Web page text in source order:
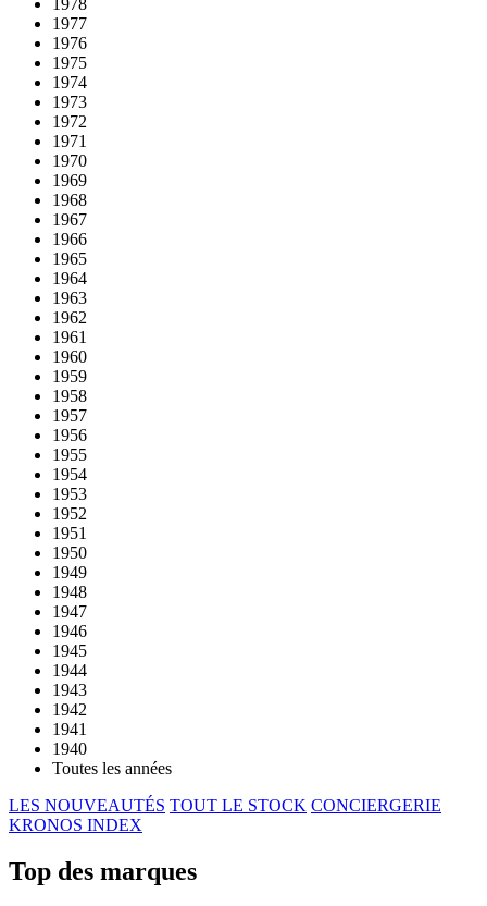
1977
1976
1975
1974
1973
1972
1971
1970
1969
1968
1967
1966
1965
1964
1963
1962
1961
1960
1959
1958
1957
1956
1955
1954
1953
1952
1951
1950
1949
1948
1947
1946
1945
1944
1943
1942
1941
1940
Toutes les années
LES NOUVEAUTÉS TOUT LE STOCK CONCIERGERIE
KRONOS INDEX
Top des marques